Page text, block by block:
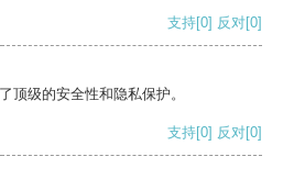
支持[0] 反对[0]
顶级的安全性和隐私保护。
支持[0] 反对[0]